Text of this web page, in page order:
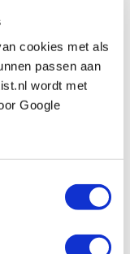
cookies met als
passen aan
wordt met
Google